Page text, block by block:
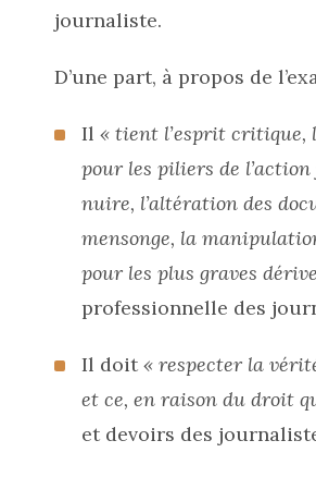
journaliste.
D’une part, à propos de
Il « tient l’esprit critique,
pour les piliers de
nuire, l’altération des
mensonge, la
pour les plus graves
professionnelle des
Il doit« respecter la
et ce, en raison du droit
et devoirs des